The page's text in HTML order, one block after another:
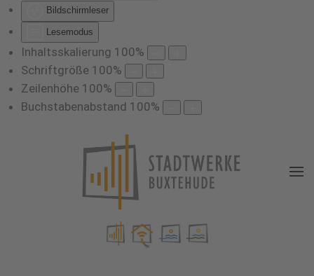
Bildschirmleser
Lesemodus
Inhaltsskalierung 100%
Schriftgröße 100%
Zeilenhöhe 100%
Buchstabenabstand 100%